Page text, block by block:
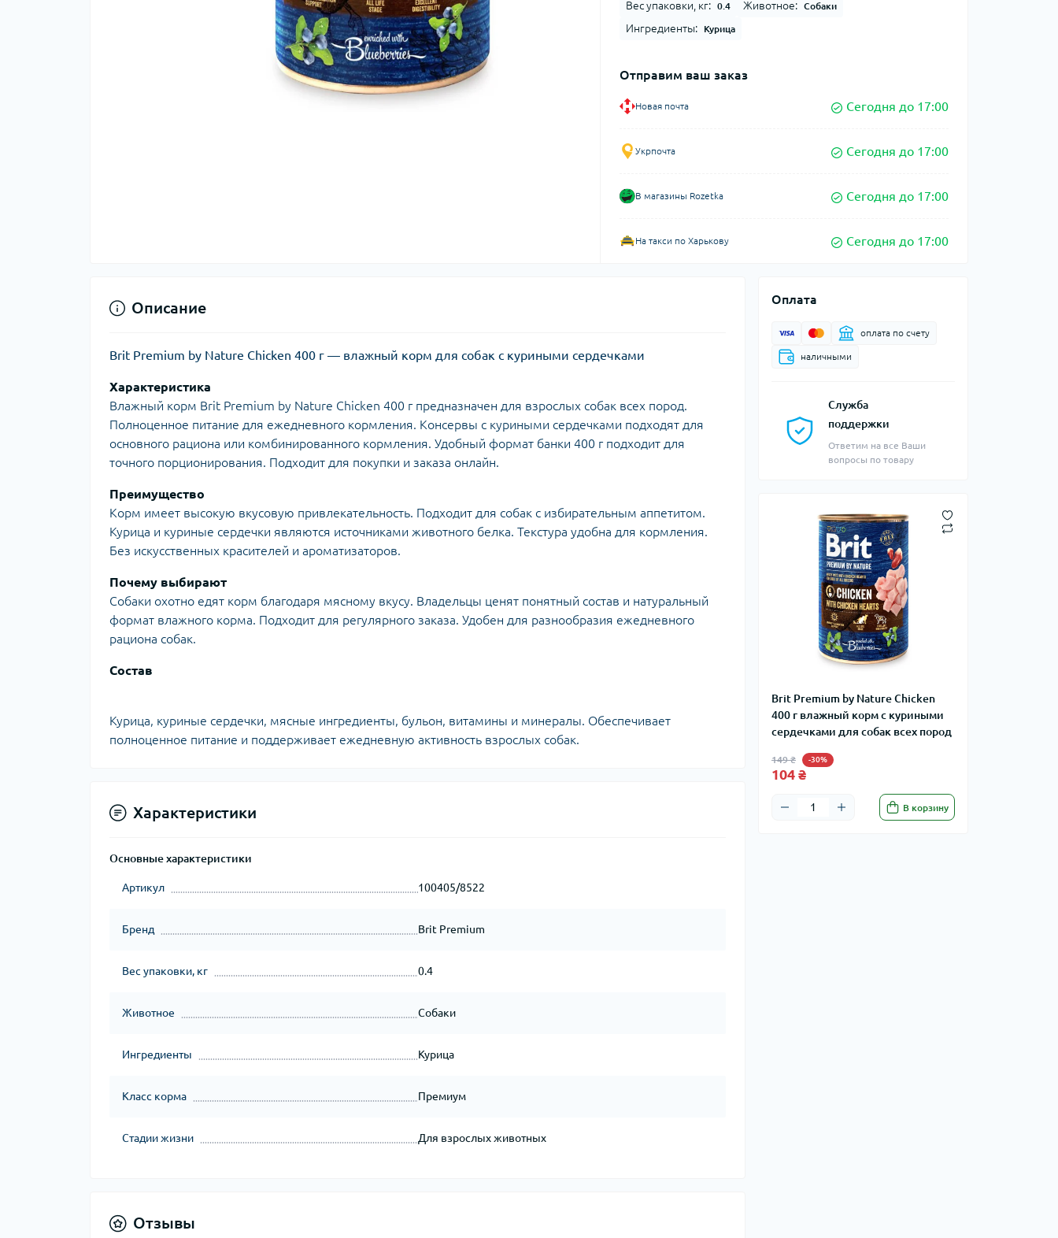
Вес упаковки, кг: 0.4 Животное: Собаки
Ингредиенты: Курица
Отправим ваш заказ
Новая почта Сегодня до 17:00
Укрпочта Сегодня до 17:00
В магазины Rozetka Сегодня до 17:00
На такси по Харькову Сегодня до 17:00
Оплата
оплата по счету
наличными
Служба
поддержки
Ответим на все Ваши
вопросы по товару
Brit Premium by Nature Chicken
400 г влажный корм с куриными
сердечками для собак всех пород
149 ₴ -30%
104 ₴
В корзину
Описание
Brit Premium by Nature Chicken 400 г — влажный корм для собак с куриными сердечками
Характеристика
Влажный корм Brit Premium by Nature Chicken 400 г предназначен для взрослых собак всех пород.
Полноценное питание для ежедневного кормления. Консервы с куриными сердечками подходят для
основного рациона или комбинированного кормления. Удобный формат банки 400 г подходит для
точного порционирования. Подходит для покупки и заказа онлайн.
Преимущество
Корм имеет высокую вкусовую привлекательность. Подходит для собак с избирательным аппетитом.
Курица и куриные сердечки являются источниками животного белка. Текстура удобна для кормления.
Без искусственных красителей и ароматизаторов.
Почему выбирают
Собаки охотно едят корм благодаря мясному вкусу. Владельцы ценят понятный состав и натуральный
формат влажного корма. Подходит для регулярного заказа. Удобен для разнообразия ежедневного
рациона собак.
Состав
Курица, куриные сердечки, мясные ингредиенты, бульон, витамины и минералы. Обеспечивает
полноценное питание и поддерживает ежедневную активность взрослых собак.
Характеристики
Основные характеристики
Артикул 100405/8522
Бренд Brit Premium
Вес упаковки, кг 0.4
Животное Собаки
Ингредиенты Курица
Класс корма Премиум
Стадии жизни Для взрослых животных
Отзывы